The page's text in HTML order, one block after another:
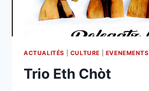
ACTUALITÉS CULTURE EVENEMENTS
Trio Eth Chòt